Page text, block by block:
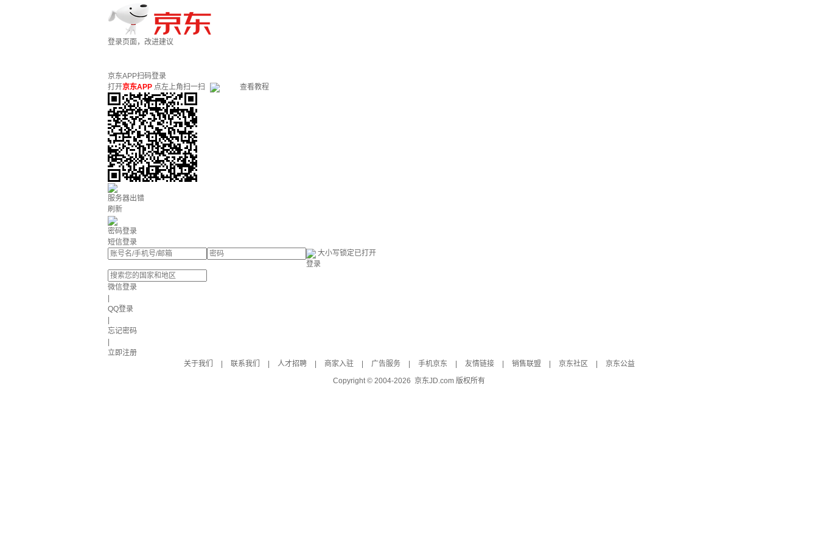
登录页面，改进建议
京东APP扫码登录
打开京东APP 点左上角扫一扫 查看教程
服务器出错
刷新
密码登录
短信登录
大小写锁定已打开
登录
微信登录
QQ登录
忘记密码
立即注册
关于我们
联系我们 人才招聘 商家入驻 广告服务 手机京东 友情链接 销售联盟 京东社区
京东公益
Copyright © 2004-2026 京东JD.com 版权所有